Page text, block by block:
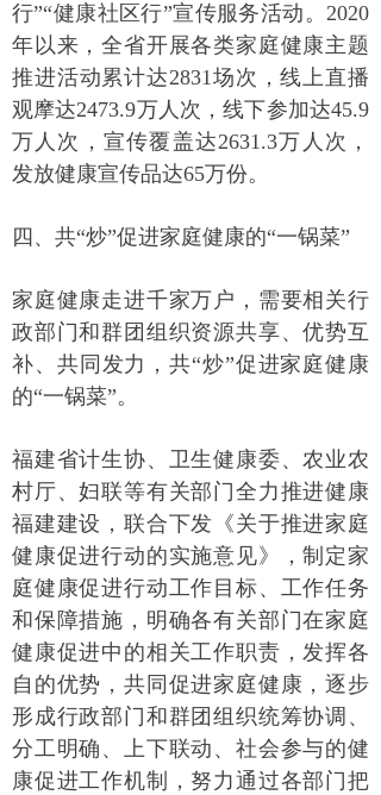
行”“健康社区行”宣传服务活动。2020
年以来，全省开展各类家庭健康主题
推进活动累计达2831场次，线上直播
观摩达2473.9万人次，线下参加达45.9
万人次，宣传覆盖达2631.3万人次，
发放健康宣传品达65万份。
四、共“炒”促进家庭健康的“一锅菜”
家庭健康走进千家万户，需要相关行
政部门和群团组织资源共享、优势互
补、共同发力，共“炒”促进家庭健康
的“一锅菜”。
福建省计生协、卫生健康委、农业农
村厅、妇联等有关部门全力推进健康
福建建设，联合下发《关于推进家庭
健康促进行动的实施意见》，制定家
庭健康促进行动工作目标、工作任务
和保障措施，明确各有关部门在家庭
健康促进中的相关工作职责，发挥各
自的优势，共同促进家庭健康，逐步
形成行政部门和群团组织统筹协调、
分工明确、上下联动、社会参与的健
康促进工作机制，努力通过各部门把